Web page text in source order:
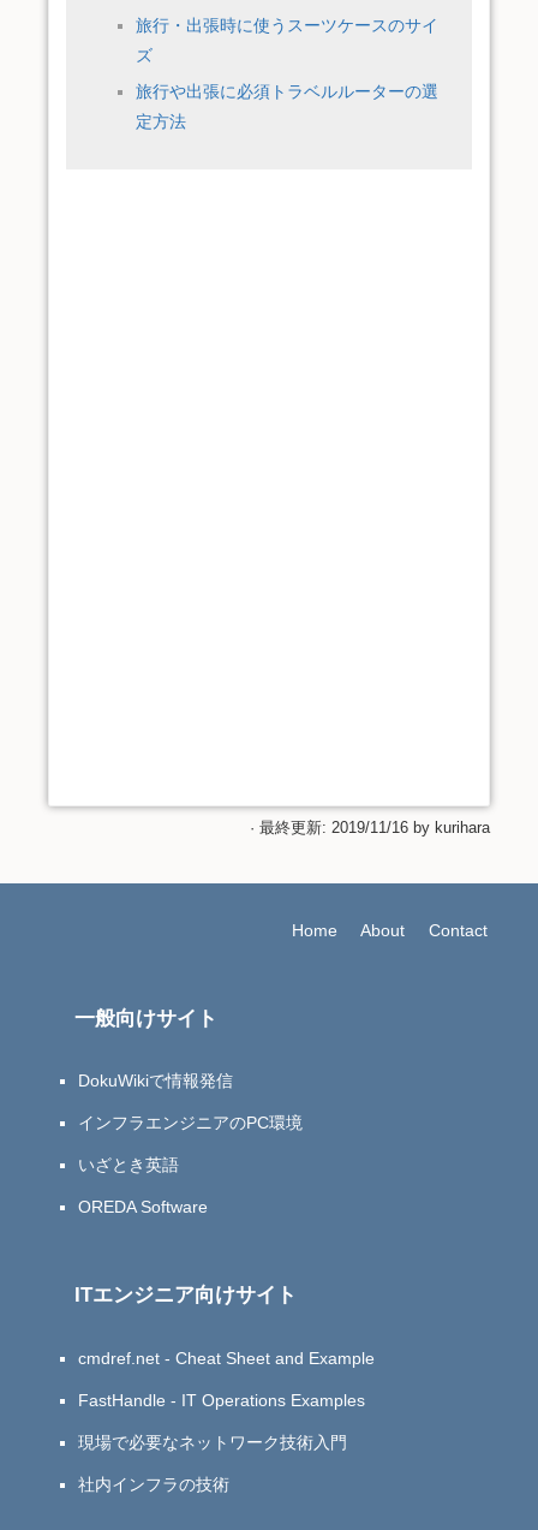
旅行・出張時に使うスーツケースのサイ
ズ
旅行や出張に必須トラベルルーターの選
定方法
· 最終更新: 2019/11/16 by kurihara
Home About Contact
一般向けサイト
DokuWikiで情報発信
インフラエンジニアのPC環境
いざとき英語
OREDA Software
ITエンジニア向けサイト
cmdref.net - Cheat Sheet and Example
FastHandle - IT Operations Examples
現場で必要なネットワーク技術入門
社内インフラの技術